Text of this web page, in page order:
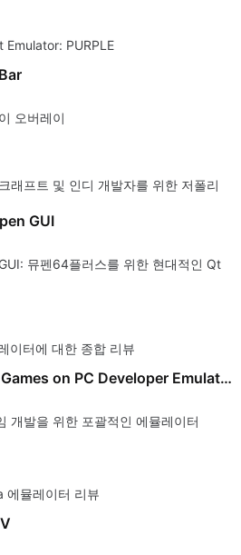
PURPLE
오버레이
래프트 및 인디 개발자를 위한 저폴리
GUI
뮤펜64플러스를 위한 현대적인 Qt
이터에 대한 종합 리뷰
Google Play Games on PC Developer Emulator
개발을 위한 포괄적인 에뮬레이터
에뮬레이터 리뷰